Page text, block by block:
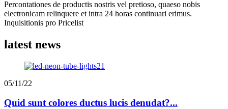
Percontationes de productis nostris vel pretioso, quaeso nobis
electronicam relinquere et intra 24 horas continuari erimus.
Inquisitionis pro Pricelist
latest news
05/11/22
Quid sunt colores ductus lucis denudat?...